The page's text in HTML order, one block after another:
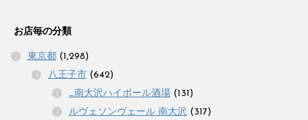
お店毎の分類
東京都 (1,298)
八王子市 (642)
_南大沢ハイボール酒場 (131)
ルヴェソンヴェール 南大沢 (317)